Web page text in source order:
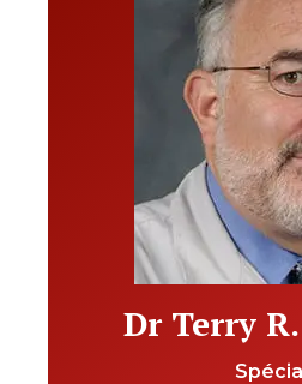
Dr Terry